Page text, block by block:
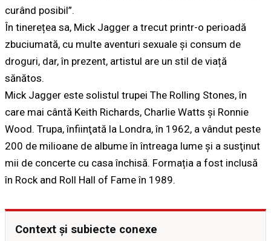
curând posibil”.
În tinerețea sa, Mick Jagger a trecut printr-o perioadă
zbuciumată, cu multe aventuri sexuale și consum de
droguri, dar, în prezent, artistul are un stil de viață
sănătos.
Mick Jagger este solistul trupei The Rolling Stones, în
care mai cântă Keith Richards, Charlie Watts şi Ronnie
Wood. Trupa, înfiinţată la Londra, în 1962, a vândut peste
200 de milioane de albume în întreaga lume şi a susţinut
mii de concerte cu casa închisă. Formația a fost inclusă
în Rock and Roll Hall of Fame în 1989.
Context și subiecte conexe